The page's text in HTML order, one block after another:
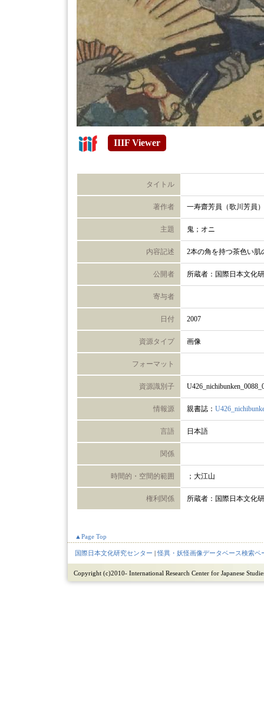
IIIF Viewer
タイトル
著作者 一寿齋芳員（歌川芳員）
主題 鬼；オニ
内容記述 2本の角を持つ茶色い
公開者 所蔵者：国際日本文化
寄与者
日付 2007
資源タイプ 画像
フォーマット
資源識別子
情報源 親書誌：
言語 日本語
関係
時間的・空間的範囲 ；大江山
権利関係 所蔵者：国際日本文化
▲Page Top
国際日本文化研究センター |怪異・妖怪画像データベース検索ペ
Copyright (c)2010- International Research Center for Japanese